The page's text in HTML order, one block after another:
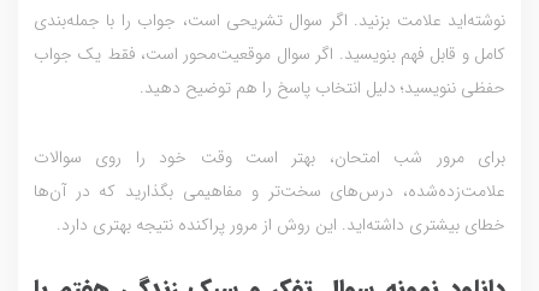
نوشته‌اید علامت بزنید. اگر سوال تشریحی است، جواب را با جمله‌بندی
کامل و قابل فهم بنویسید. اگر سوال موقعیت‌محور است، فقط یک جواب
حفظی ننویسید؛ دلیل انتخاب پاسخ را هم توضیح دهید.
برای مرور شب امتحان، بهتر است وقت خود را روی سوالات
علامت‌زده‌شده، درس‌های سخت‌تر و مفاهیمی بگذارید که در آن‌ها
خطای بیشتری داشته‌اید. این روش از مرور پراکنده نتیجه بهتری دارد.